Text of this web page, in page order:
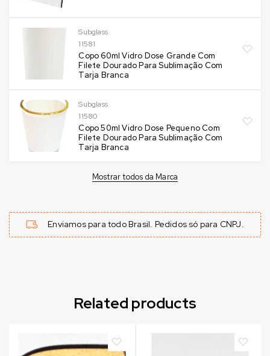
Subglass
11581
Copo 60ml Vidro Dose Grande Com
Filete Dourado Para Sublimação Com
Tarja Branca
Subglass
11580
Copo 50ml Vidro Dose Pequeno Com
Filete Dourado Para Sublimação Com
Tarja Branca
Mostrar todos da Marca
Enviamos para todo Brasil. Pedidos só para CNPJ.
Related products